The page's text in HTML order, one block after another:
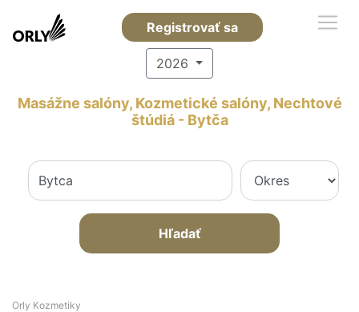
Registrovať sa
2026
Masážne salóny, Kozmetické salóny, Nechtové
štúdiá - Bytča
Hľadať
Orly Kozmetiky